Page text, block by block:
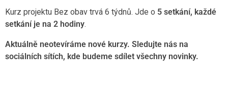
Kurz projektu Bez obav trvá 6 týdnů. Jde o 5 setkání, každé
setkání je na 2 hodiny.
Aktuálně neotevíráme nové kurzy. Sledujte nás na
sociálních sítích, kde budeme sdílet všechny novinky.